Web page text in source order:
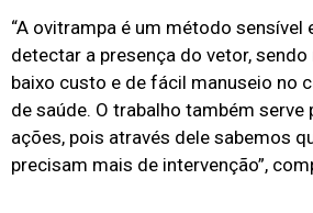
“A ovitrampa é um método sensível
detectar a presença do vetor,
baixo custo e de fácil manuseio no
de saúde. O trabalho também serve
ações, pois através dele sabemos
precisam mais de intervenção”,